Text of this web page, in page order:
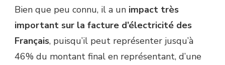
Bien que peu connu, il a un impact très
important sur la facture d’électricité des
Français, puisqu’il peut représenter jusqu’à
46% du montant final en représentant, d’une